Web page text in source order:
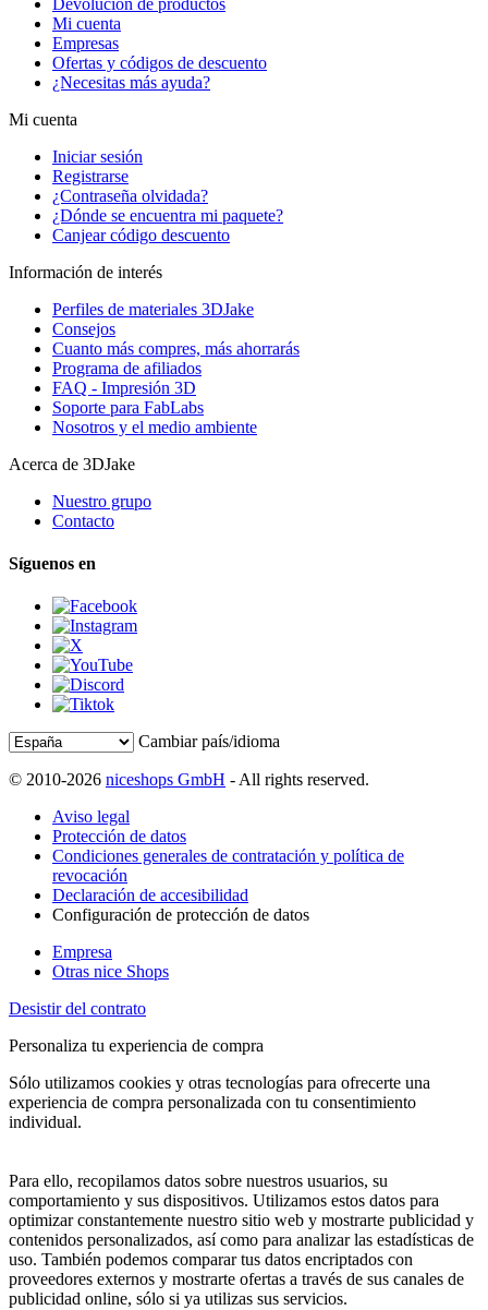
Mi cuenta
Empresas
Ofertas y códigos de descuento
¿Necesitas más ayuda?
Mi cuenta
Iniciar sesión
Registrarse
¿Contraseña olvidada?
¿Dónde se encuentra mi paquete?
Canjear código descuento
Información de interés
Perfiles de materiales 3DJake
Consejos
Cuanto más compres, más ahorrarás
Programa de afiliados
FAQ - Impresión 3D
Soporte para FabLabs
Nosotros y el medio ambiente
Acerca de 3DJake
Nuestro grupo
Contacto
Síguenos en
Cambiar país/idioma
© 2010-2026 niceshops GmbH - All rights reserved.
Aviso legal
Protección de datos
Condiciones generales de contratación y política de
revocación
Declaración de accesibilidad
Configuración de protección de datos
Empresa
Otras nice Shops
Desistir del contrato
Personaliza tu experiencia de compra
Sólo utilizamos cookies y otras tecnologías para ofrecerte una
experiencia de compra personalizada con tu consentimiento
individual.
Para ello, recopilamos datos sobre nuestros usuarios, su
comportamiento y sus dispositivos. Utilizamos estos datos para
optimizar constantemente nuestro sitio web y mostrarte publicidad y
contenidos personalizados, así como para analizar las estadísticas de
uso. También podemos comparar tus datos encriptados con
proveedores externos y mostrarte ofertas a través de sus canales de
publicidad online, sólo si ya utilizas sus servicios.